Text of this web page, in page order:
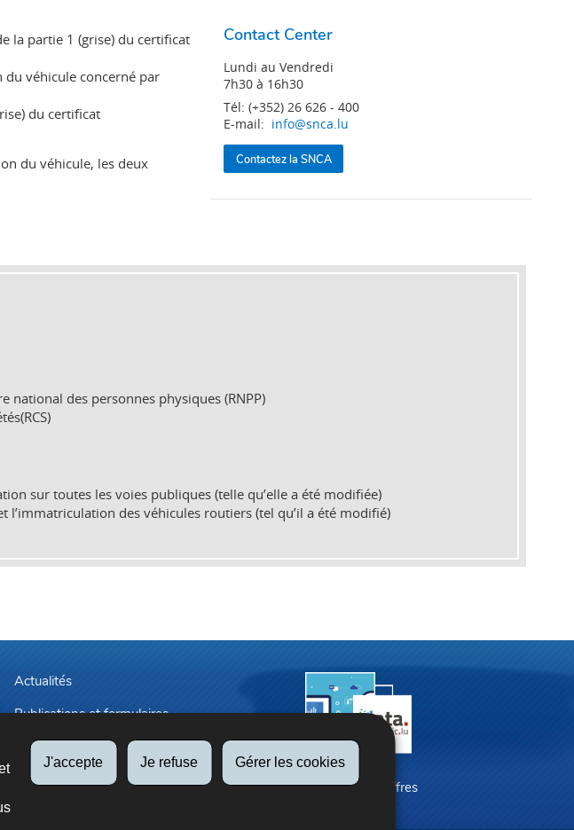
J'accepte Je refuse Gérer les cookies
la partie 1 (grise) du certificat
du véhicule concerné par
du certificat
du véhicule, les deux
Contact Center
Lundi au Vendredi
7h30 à 16h30
Tél: (+352) 26 626 - 400
E-mail: info@snca.lu
Contactez la SNCA
national des personnes physiques (RNPP)
sur toutes les voies publiques (telle qu’elle a été modifiée)
des véhicules routiers (tel qu’il a été modifié)
Actualités
Publications et formulaires
Tarifs applicables
La SNCA en chiffres